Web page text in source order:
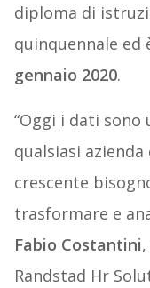
diploma di
quinquennale ed
gennaio 2020.
“Oggi i dati
qualsiasi
crescente
trasformare e
Fabio Costantini
Randstad Hr